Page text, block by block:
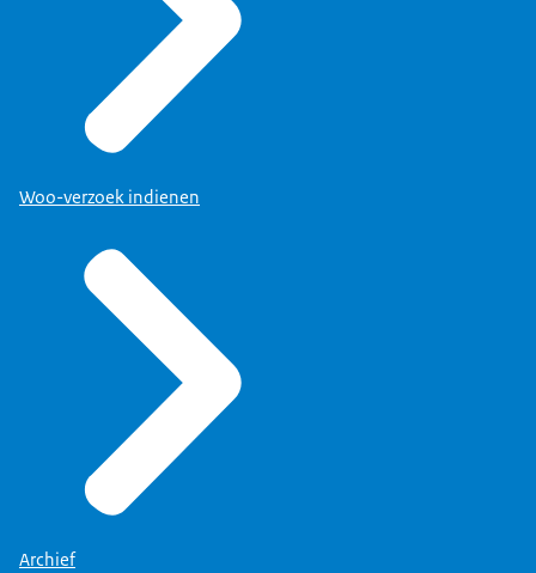
Woo-verzoek indienen
Archief